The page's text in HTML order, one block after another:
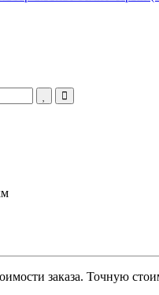
заказа. Точную